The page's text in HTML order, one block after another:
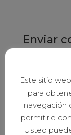
Enviar
marcados
Este sitio
para
navegación
permitirle
Usted